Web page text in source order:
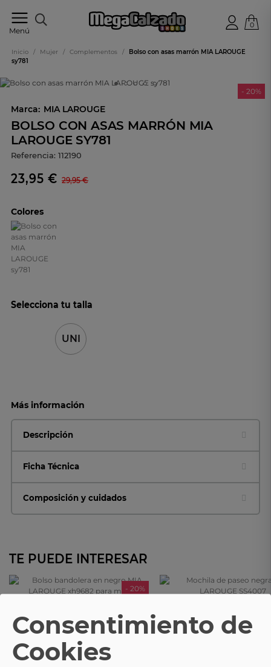
Menú
online
0
Inicio / Mujer / Complementos /
Bolso con asas marrón MIA LAROUGE
sy781
- 20%
Marca: MIA LAROUGE
BOLSO CON ASAS MARRÓN MIA
LAROUGE SY781
Referencia: 112190
23,95 € 29,95 €
Colores
Selecciona tu talla
UNI
Más información
Descripción
Ficha Técnica
Composición y cuidados
TE PUEDE INTERESAR
- 20%
Bolso Bandolera En Negro MIA
LAROUGE Xh9682 Para Mujer
11,89 € 13,99 €
Mochila De Paseo Negra MIA
LAROUGE SS4007
Consentimiento de
Cookies